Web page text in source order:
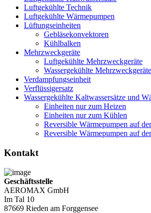
Luftgekühlte Technik
Luftgekühlte Wärmepumpen
Lüftungseinheiten
Gebläsekonvektoren
Kühlbalken
Mehrzweckgeräte
Luftgekühlte Mehrzweckgeräte
Wassergekühlte Mehrzweckgeräte
Verdampfungseinheit
Verflüssigersatz
Wassergekühlte Kaltwassersätze und
Einheiten nur zum Heizen
Einheiten nur zum Kühlen
Reversible Wärmepumpen auf
Reversible Wärmepumpen auf
Kontakt
Geschäftsstelle
AEROMAX GmbH
Im Tal 10
87669 Rieden am Forggensee